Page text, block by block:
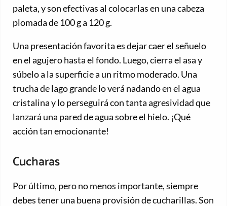
paleta, y son efectivas al colocarlas en una cabeza
plomada de 100 g a 120 g.
Una presentación favorita es dejar caer el señuelo
en el agujero hasta el fondo. Luego, cierra el asa y
súbelo a la superficie a un ritmo moderado. Una
trucha de lago grande lo verá nadando en el agua
cristalina y lo perseguirá con tanta agresividad que
lanzará una pared de agua sobre el hielo. ¡Qué
acción tan emocionante!
Cucharas
Por último, pero no menos importante, siempre
debes tener una buena provisión de cucharillas. Son